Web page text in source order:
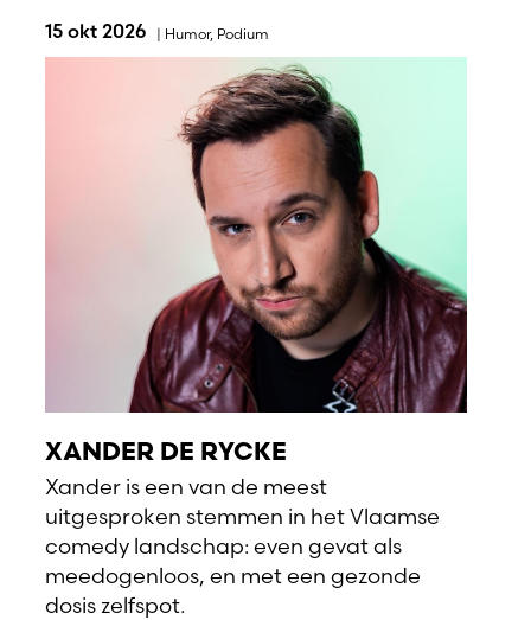
15 okt 2026 | Humor, Podium
XANDER DE RYCKE
Xander is een van de meest
uitgesproken stemmen in het Vlaamse
comedy landschap: even gevat als
meedogenloos, en met een gezonde
dosis zelfspot.